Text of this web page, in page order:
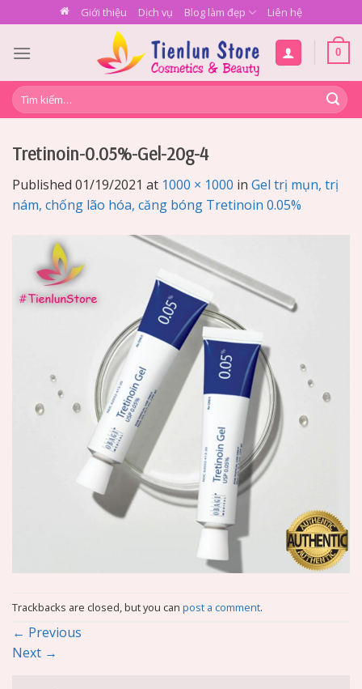
to
content
Giới thiệu Dịch vụ Blog làm đẹp Liên hệ
0
Tìm
kiếm:
Tretinoin-0.05%-Gel-20g-4
Published 01/19/2021 at 1000 × 1000 in Gel trị mụn, trị
nám, chống lão hóa, căng bóng Tretinoin 0.05%
Trackbacks are closed, but you can post a comment.
← Previous
Next →